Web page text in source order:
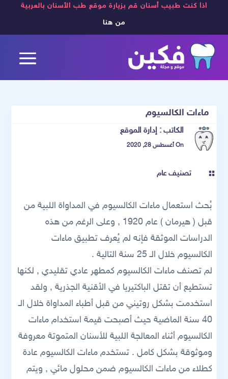
اذا كنت طبيب أسنان قم بزيارة موقع طب الأسنان بالعربية
من هنا
ماءات الكالسيوم
الكاتب :إدارة الموقع
On أغسطس 28, 2020
 تصنيف عام
بُحث استعمال ماءات الكالسيوم في المداواة اللبية من
قبل ( هيرمان ) عام 1920 , وعلى الرغم من هذه
الدراسات الموثقة فإنه لم يُعرف تطبيق ماءات
الكالسيوم خلال الـ 25 سنة التالية .
لم تصنف ماءات الكالسيوم كمطهر عادي تقليدي , لكنها
تستطيع أن تقتل الباكتيريا في الأقنية الجذرية , ولقد
استخدمت بشكل روتيني من قبل أطباء المداواة خلال الـ
40 سنة الماضية حيث أصبحت قيمة استخدام ماءات
الكالسيوم أثناء المعالجة اللبية للأسنان المتموتة معروفة
وموثوقة بشكل كامل . تستخدم ماءات الكالسيوم عادة
كطلاء من ماءات الكالسيوم ضمن محلول مائي , ويتم